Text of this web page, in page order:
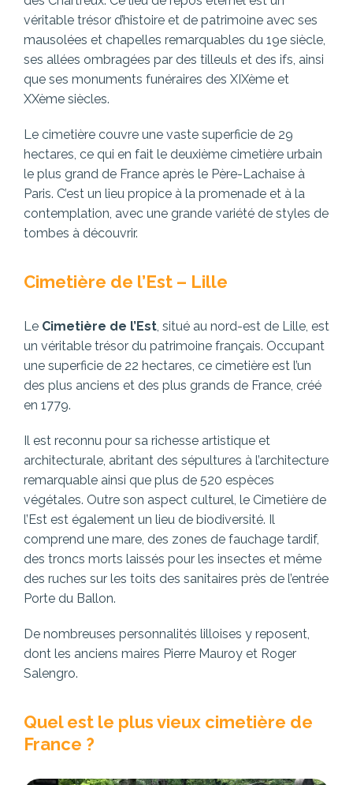
véritable trésor d’histoire et de patrimoine avec ses
mausolées et chapelles remarquables du 19e siècle,
ses allées ombragées par des tilleuls et des ifs, ainsi
que ses monuments funéraires des XIXème et
XXème siècles.
Le cimetière couvre une vaste superficie de 29
hectares, ce qui en fait le deuxième cimetière urbain
le plus grand de France après le Père-Lachaise à
Paris. C’est un lieu propice à la promenade et à la
contemplation, avec une grande variété de styles de
tombes à découvrir.
Cimetière de l’Est – Lille
Le Cimetière de l’Est, situé au nord-est de Lille, est
un véritable trésor du patrimoine français. Occupant
une superficie de 22 hectares, ce cimetière est l’un
des plus anciens et des plus grands de France, créé
en 1779.
Il est reconnu pour sa richesse artistique et
architecturale, abritant des sépultures à l’architecture
remarquable ainsi que plus de 520 espèces
végétales. Outre son aspect culturel, le Cimetière de
l’Est est également un lieu de biodiversité. Il
comprend une mare, des zones de fauchage tardif,
des troncs morts laissés pour les insectes et même
des ruches sur les toits des sanitaires près de l’entrée
Porte du Ballon.
De nombreuses personnalités lilloises y reposent,
dont les anciens maires Pierre Mauroy et Roger
Salengro.
Quel est le plus vieux cimetière de
France ?